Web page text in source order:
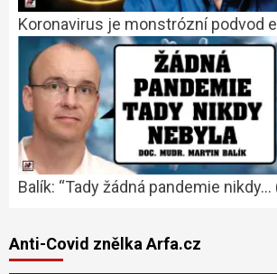
Koronavirus je monstrózní podvod
Balík: “Tady žádná pandemie nikdy…
Anti-Covid znělka Arfa.cz